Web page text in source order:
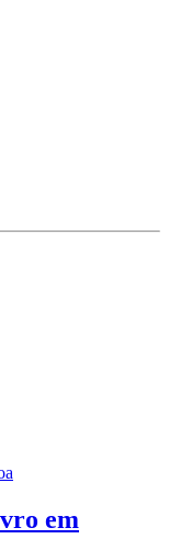
em